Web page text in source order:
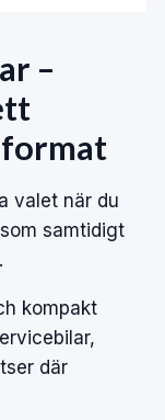
–
valet när du
samtidigt
kompakt
där